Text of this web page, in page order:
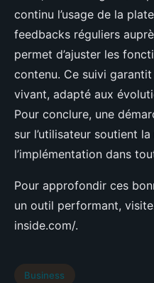
continu l’usage de la
feedbacks réguliers
permet d’ajuster les
contenu. Ce suivi
vivant, adapté aux
Pour conclure, une
sur l’utilisateur soutient
l’implémentation dans
Pour approfondir ces
un outil performant,
inside.com/.
Business